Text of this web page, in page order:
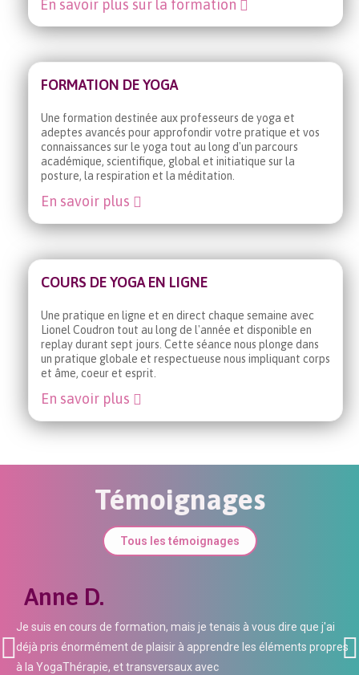
En savoir plus sur la formation
FORMATION DE YOGA
Une formation destinée aux professeurs de yoga et
adeptes avancés pour approfondir votre pratique et vos
connaissances sur le yoga tout au long d'un parcours
académique, scientifique, global et initiatique sur la
posture, la respiration et la méditation.
En savoir plus
COURS DE YOGA EN LIGNE
Une pratique en ligne et en direct chaque semaine avec
Lionel Coudron tout au long de l'année et disponible en
replay durant sept jours. Cette séance nous plonge dans
un pratique globale et respectueuse nous impliquant corps
et âme, coeur et esprit.
En savoir plus
Témoignages
Tous les témoignages
Anne D.
Je suis en cours de formation, mais je tenais à vous dire que j'ai
déjà pris énormément de plaisir à apprendre les éléments propres
à la YogaThérapie, et transversaux avec